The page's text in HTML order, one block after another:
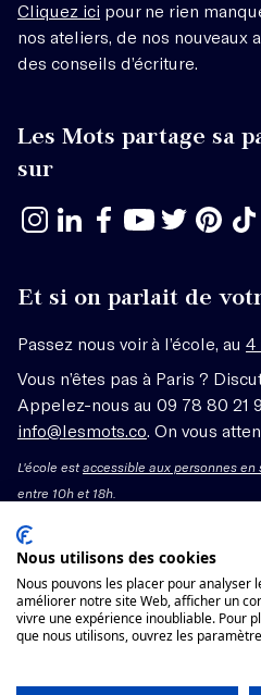
Cliquez ici pour ne rien
nos ateliers, de nos nouveaux
des conseils d’écriture.
Les Mots partage sa
sur
Et si on parlait de
Passez nous voir à l’école, au 4
Vous n’êtes pas à Paris ?
Appelez-nous au 09 78 80 21
info@lesmots.co . On vous
L'école estaccessible aux personnes
entre 10h et 18h.
Mentions légales –
Organisme de formation
11755662775 auprès du
Voir les conditions générales
Nous utilisons des cookies
Nous pouvons les placer pour analyser
améliorer notre site Web, afficher un
vivre une expérience inoubliable. Pour
que nous utilisons, ouvrez les